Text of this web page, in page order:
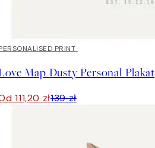
PRINT
Map Dusty Personal Plakat
111,20 zł139 zł